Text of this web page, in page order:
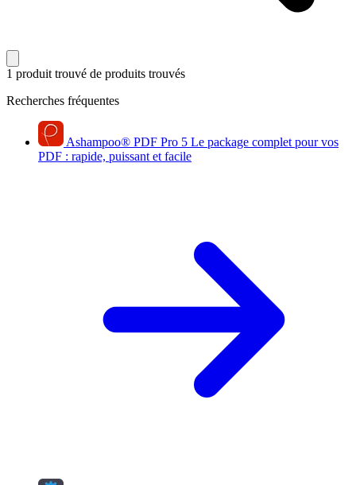
1 produit trouvé de produits trouvés
Recherches fréquentes
Ashampoo® PDF Pro 5 Le package complet pour vos
PDF : rapide, puissant et facile